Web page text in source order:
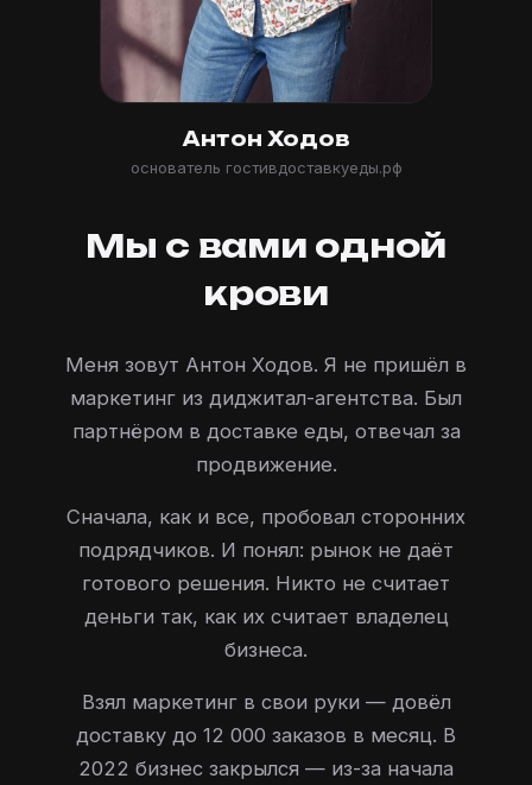
Антон Ходов
основатель гостивдоставкуеды.рф
Мы с вами одной
крови
Меня зовут Антон Ходов. Я не пришёл в
маркетинг из диджитал-агентства. Был
партнёром в доставке еды, отвечал за
продвижение.
Сначала, как и все, пробовал сторонних
подрядчиков. И понял: рынок не даёт
готового решения. Никто не считает
деньги так, как их считает владелец
бизнеса.
Взял маркетинг в свои руки — довёл
доставку до 12 000 заказов в месяц. В
2022 бизнес закрылся — из-за начала